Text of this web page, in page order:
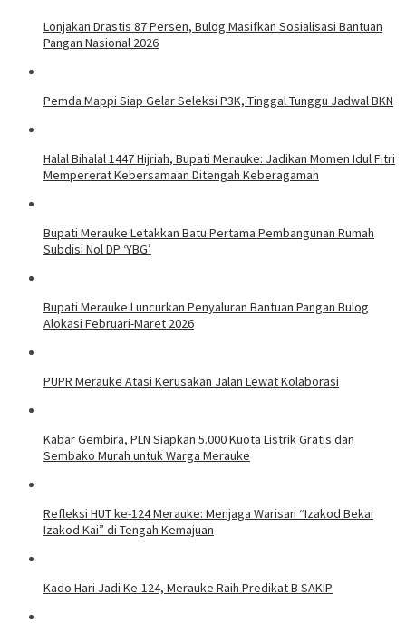
Lonjakan Drastis 87 Persen, Bulog Masifkan Sosialisasi Bantuan
Pangan Nasional 2026
Pemda Mappi Siap Gelar Seleksi P3K, Tinggal Tunggu Jadwal BKN
Halal Bihalal 1447 Hijriah, Bupati Merauke: Jadikan Momen Idul Fitri
Mempererat Kebersamaan Ditengah Keberagaman
Bupati Merauke Letakkan Batu Pertama Pembangunan Rumah
Subdisi Nol DP ‘YBG’
Bupati Merauke Luncurkan Penyaluran Bantuan Pangan Bulog
Alokasi Februari-Maret 2026
PUPR Merauke Atasi Kerusakan Jalan Lewat Kolaborasi
Kabar Gembira, PLN Siapkan 5.000 Kuota Listrik Gratis dan
Sembako Murah untuk Warga Merauke
Refleksi HUT ke-124 Merauke: Menjaga Warisan “Izakod Bekai
Izakod Kai” di Tengah Kemajuan
Kado Hari Jadi Ke-124, Merauke Raih Predikat B SAKIP